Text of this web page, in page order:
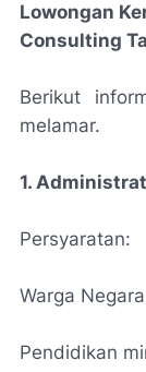
Lowongan
Consulting
Berikut
melamar.
1.
Persyaratan:
Warga
Pendidikan